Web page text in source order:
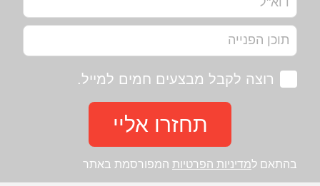
רוצה לקבל מבצעים חמים למייל.
תחזרו אליי
בהתאם למדיניות הפרטיות המפורסמת באתר